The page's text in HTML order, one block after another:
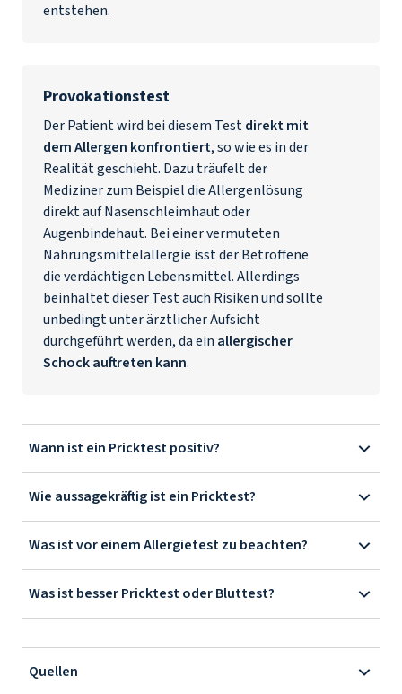
entstehen.
Provokationstest
Der Patient wird bei diesem Testdirekt mit
dem Allergen konfrontiert, so wie es in der
Realität geschieht. Dazu träufelt der
Mediziner zum Beispiel die Allergenlösung
direkt auf Nasenschleimhaut oder
Augenbindehaut. Bei einer vermuteten
Nahrungsmittelallergie isst der Betroffene
die verdächtigen Lebensmittel. Allerdings
beinhaltet dieser Test auch Risiken und sollte
unbedingt unter ärztlicher Aufsicht
durchgeführt werden, da ein allergischer
Schock auftreten kann.
Wann ist ein Pricktest positiv?
Wie aussagekräftig ist ein Pricktest?
Was ist vor einem Allergietest zu beachten?
Was ist besser Pricktest oder Bluttest?
Quellen